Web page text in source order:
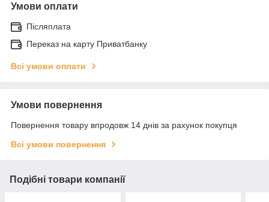
Умови оплати
Післяплата
Переказ на карту Приватбанку
Всі умови оплати
Умови повернення
Повернення товару впродовж 14 днів за рахунок покупця
Всі умови повернення
Подібні товари компанії